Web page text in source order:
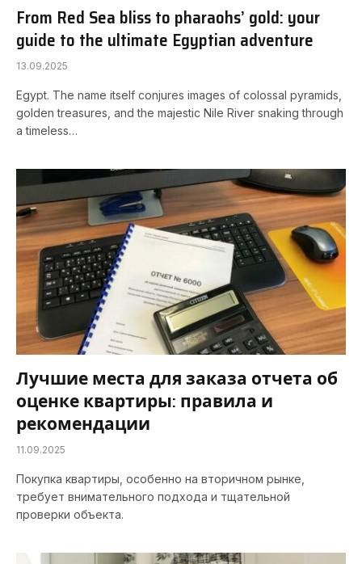
From Red Sea bliss to pharaohs’ gold: your
guide to the ultimate Egyptian adventure
13.09.2025
Egypt. The name itself conjures images of colossal pyramids,
golden treasures, and the majestic Nile River snaking through
a timeless…
Лучшие места для заказа отчета об
оценке квартиры: правила и
рекомендации
11.09.2025
Покупка квартиры, особенно на вторичном рынке,
требует внимательного подхода и тщательной
проверки объекта.